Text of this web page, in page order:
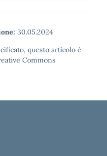
30.05.2024
questo articolo è
Commons